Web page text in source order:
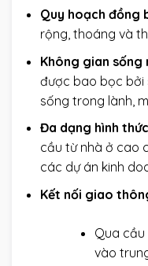
Quy hoạch đồng
rộng, thoáng và
Không gian sống
được bao bọc bởi
sống trong lành,
Đa dạng hình
cầu từ nhà ở cao
các dự án kinh
Kết nối giao
Qua cầu
vào